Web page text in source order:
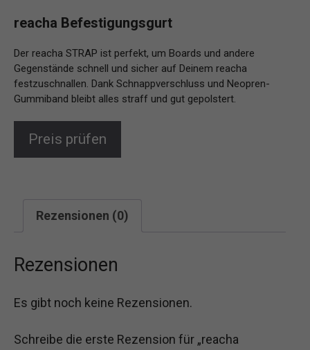
reacha Befestigungsgurt
Der reacha STRAP ist perfekt, um Boards und andere
Gegenstände schnell und sicher auf Deinem reacha
festzuschnallen. Dank Schnappverschluss und Neopren-
Gummiband bleibt alles straff und gut gepolstert.
Preis prüfen
Rezensionen (0)
Rezensionen
Es gibt noch keine Rezensionen.
Schreibe die erste Rezension für „reacha